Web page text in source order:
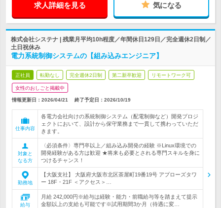
求人詳細を見る 気になる
株式会社システナ | 残業月平均10h程度／年間休日129日／完全週休2日制／
土日祝休み
電力系統制御システムの【組み込みエンジニア】
正社員 転勤なし 完全週休2日制 第二新卒歓迎 リモートワーク可
女性のおしごと掲載中
情報更新日：2026/04/21 終了予定日： 2026/10/19
仕事内容
各電力会社向けの系統制御システム（配電制御など）開発プロジ
ェクトにおいて、設計から保守業務まで一貫して携わっていただ
きます。
対象と
なる方
〈必須条件〉専門卒以上／組み込み開発の経験 ※Linux環境での
開発経験がある方は歓迎 ★将来も必要とされる専門スキルを身に
つけるチャンス！
勤務地
【大阪支社】 大阪府大阪市北区茶屋町19番19号 アプローズタワ
ー 18F・21F ＜アクセス＞…
給与
月給 242,000円※給与は経験・能力・前職給与等を踏まえて提示
金額以上の支給も可能です※試用期間3か月（待遇に変…